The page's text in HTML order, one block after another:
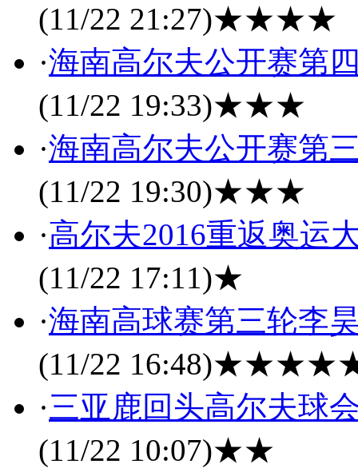
(11/22 21:27)★★★★
·海南高尔夫公开赛第
(11/22 19:33)★★★
·海南高尔夫公开赛第
(11/22 19:30)★★★
·高尔夫2016重返奥运
(11/22 17:11)★
·海南高球赛第三轮李
(11/22 16:48)
·三亚鹿回头高尔夫球
(11/22 10:07)★★